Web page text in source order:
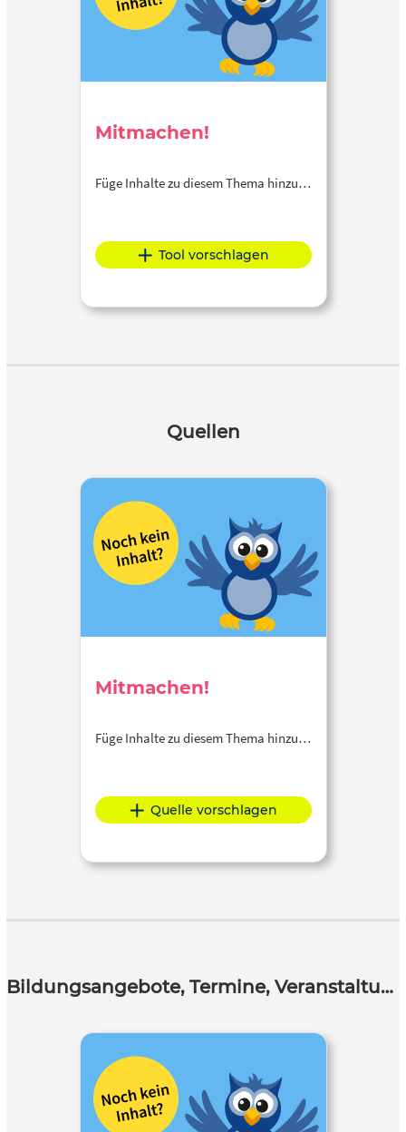
Mitmachen!
Füge Inhalte zu diesem Thema hinzu…
Tool vorschlagen
Quellen
Mitmachen!
Füge Inhalte zu diesem Thema hinzu…
Quelle vorschlagen
Bildungsangebote, Termine, Veranstaltungen